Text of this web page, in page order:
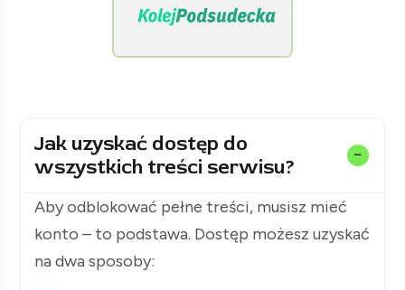
Jak uzyskać dostęp do
wszystkich treści serwisu?
Aby odblokować pełne treści, musisz mieć
konto – to podstawa. Dostęp możesz uzyskać
na dwa sposoby: